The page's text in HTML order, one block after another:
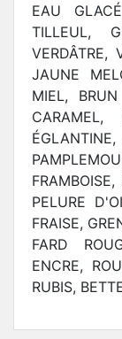
EAU
TILLEUL,
VERDÂTRE,
JAUNE
MIEL,
PELURE
FRAISE,
FARD
ENCRE,
RUBIS,